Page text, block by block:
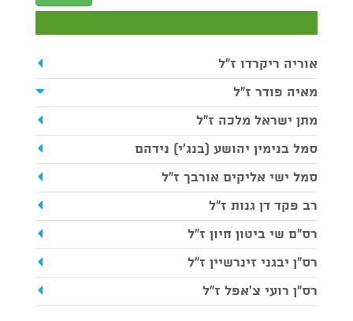
אוריה ריקרדו ז"ל
מאיה פודר ז"ל
מתן ישראל מלכה ז"ל
סמל בנימין יהושע (בנג׳י) נידהם
סמל ישי אליקים אורבך ז"ל
רב פקד דן גנות ז"ל
רס"ם שי ביטון חיון ז"ל
רס"ן יבגני זינרשיין ז"ל
רס"ן רועי צ'אפל ז"ל